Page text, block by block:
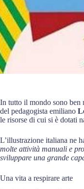
In tutto il mondo sono ben
del pedagogista emiliano
le risorse di cui si è dotati
L’illustrazione italiana ne
molte attività manuali e
sviluppare una grande
Una vita a respirare arte